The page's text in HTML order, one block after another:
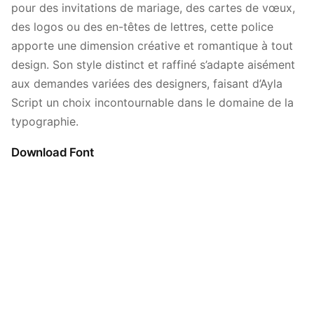
pour des invitations de mariage, des cartes de vœux,
des logos ou des en-têtes de lettres, cette police
apporte une dimension créative et romantique à tout
design. Son style distinct et raffiné s’adapte aisément
aux demandes variées des designers, faisant d’Ayla
Script un choix incontournable dans le domaine de la
typographie.
Download Font